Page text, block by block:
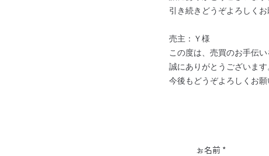
引き続きどうぞよろしくお
売主：Ｙ様
この度は、売買のお手伝
誠にありがとうございます
今後もどうぞよろしくお願
お名前 *